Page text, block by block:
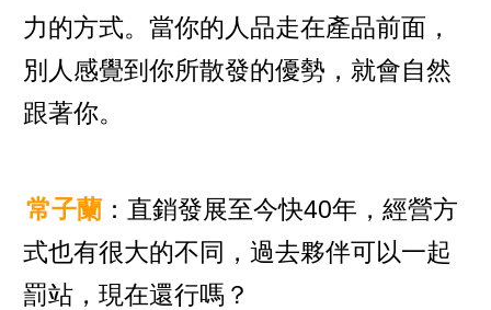
力的方式。當你的人品走在產品前面，
別人感覺到你所散發的優勢，就會自然
跟著你。
常子蘭 ：直銷發展至今快40年，經營方
式也有很大的不同，過去夥伴可以一起
罰站，現在還行嗎？